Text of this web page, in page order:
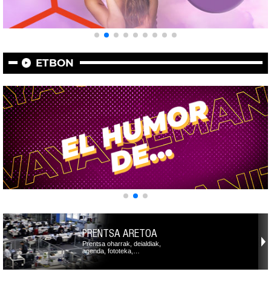
ETBON
PRENTSA ARETOA
Prentsa oharrak, deialdiak,
agenda, fototeka,…